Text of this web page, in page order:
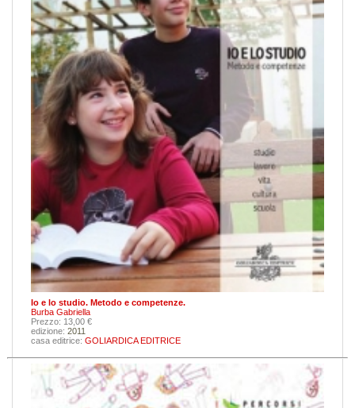
Io e lo studio. Metodo e competenze.
Burba Gabriella
Prezzo: 13,00 €
edizione: 2011
casa editrice: GOLIARDICA EDITRICE